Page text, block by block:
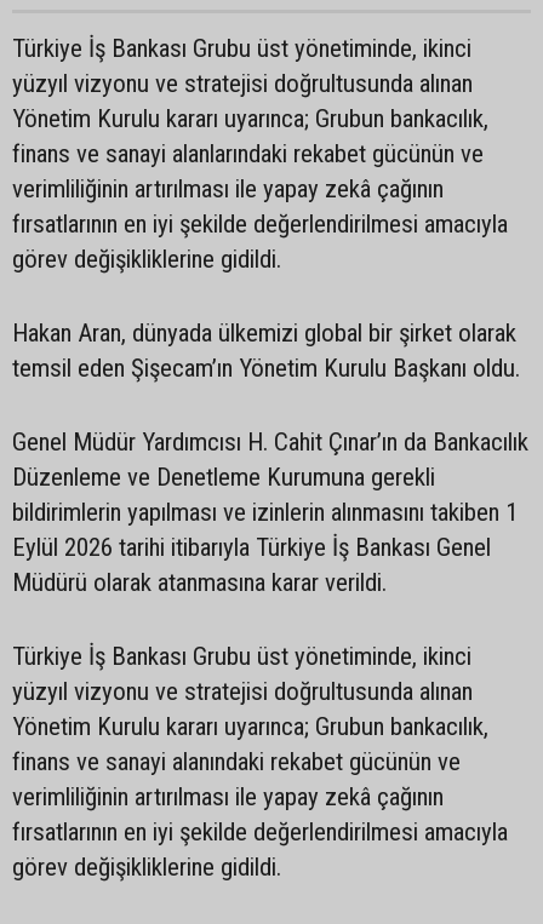
Türkiye İş Bankası Grubu üst yönetiminde, ikinci
yüzyıl vizyonu ve stratejisi doğrultusunda alınan
Yönetim Kurulu kararı uyarınca; Grubun bankacılık,
finans ve sanayi alanlarındaki rekabet gücünün ve
verimliliğinin artırılması ile yapay zekâ çağının
fırsatlarının en iyi şekilde değerlendirilmesi amacıyla
görev değişikliklerine gidildi.
Hakan Aran, dünyada ülkemizi global bir şirket olarak
temsil eden Şişecam’ın Yönetim Kurulu Başkanı oldu.
Genel Müdür Yardımcısı H. Cahit Çınar’ın da Bankacılık
Düzenleme ve Denetleme Kurumuna gerekli
bildirimlerin yapılması ve izinlerin alınmasını takiben 1
Eylül 2026 tarihi itibarıyla Türkiye İş Bankası Genel
Müdürü olarak atanmasına karar verildi.
Türkiye İş Bankası Grubu üst yönetiminde, ikinci
yüzyıl vizyonu ve stratejisi doğrultusunda alınan
Yönetim Kurulu kararı uyarınca; Grubun bankacılık,
finans ve sanayi alanındaki rekabet gücünün ve
verimliliğinin artırılması ile yapay zekâ çağının
fırsatlarının en iyi şekilde değerlendirilmesi amacıyla
görev değişikliklerine gidildi.